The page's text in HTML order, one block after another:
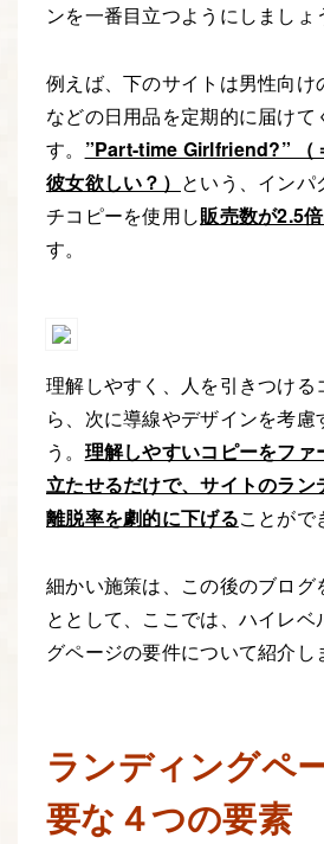
ンを一番目立つようにしましょ
例えば、下のサイトは男性向け
などの日用品を定期的に届け
す。 ”Part-time Girlfriend?” （
彼女欲しい？） という、インパ
チコピーを使用し販売数が2.5
す。
理解しやすく、人を引きつける
ら、次に導線やデザインを考慮
う。 理解しやすいコピーをファ
立たせるだけで、サイトのラン
離脱率を劇的に下げることがで
細かい施策は、この後のブログ
ととして、ここでは、ハイレベ
グページの要件について紹介し
ランディングペ
要な４つの要